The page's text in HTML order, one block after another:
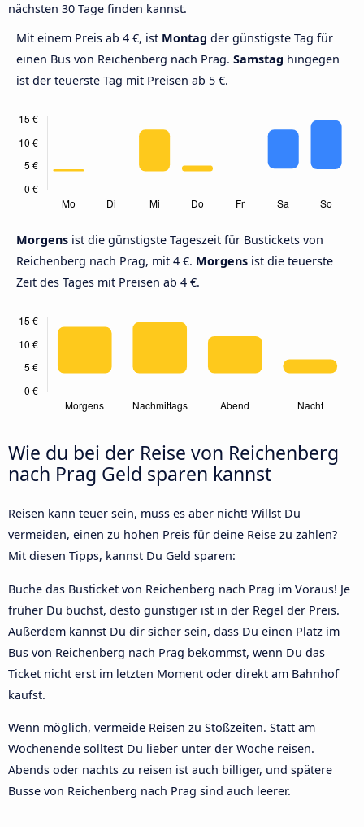
nächsten 30 Tage finden kannst.
Mit einem Preis ab 4 €, ist Montag der günstigste Tag für
einen Bus von Reichenberg nach Prag. Samstag hingegen
ist der teuerste Tag mit Preisen ab 5 €.
Morgens ist die günstigste Tageszeit für Bustickets von
Reichenberg nach Prag, mit 4 €. Morgens ist die teuerste
Zeit des Tages mit Preisen ab 4 €.
Wie du bei der Reise von Reichenberg
nach Prag Geld sparen kannst
Reisen kann teuer sein, muss es aber nicht! Willst Du
vermeiden, einen zu hohen Preis für deine Reise zu zahlen?
Mit diesen Tipps, kannst Du Geld sparen:
Buche das Busticket von Reichenberg nach Prag im Voraus! Je
früher Du buchst, desto günstiger ist in der Regel der Preis.
Außerdem kannst Du dir sicher sein, dass Du einen Platz im
Bus von Reichenberg nach Prag bekommst, wenn Du das
Ticket nicht erst im letzten Moment oder direkt am Bahnhof
kaufst.
Wenn möglich, vermeide Reisen zu Stoßzeiten. Statt am
Wochenende solltest Du lieber unter der Woche reisen.
Abends oder nachts zu reisen ist auch billiger, und spätere
Busse von Reichenberg nach Prag sind auch leerer.